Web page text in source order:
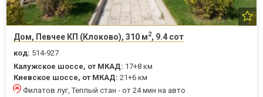
Дом, Певчее КП (Клоково), 310 м2, 9.4 сот
код: 514-927
Калужское шоссе, от МКАД: 17+8 км
Киевское шоссе, от МКАД: 21+6 км
Филатов луг, Теплый стан - от 24 мин на авто